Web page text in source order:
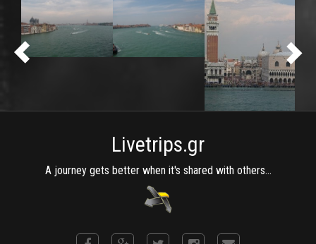
Livetrips.gr
A journey gets better when it's shared with others...